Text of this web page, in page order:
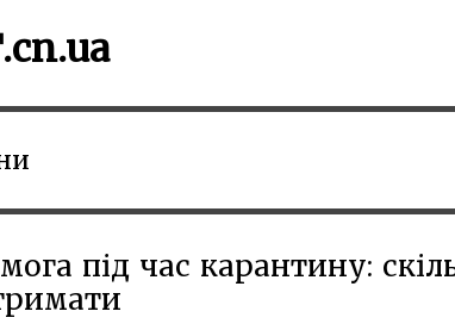
під час карантину: